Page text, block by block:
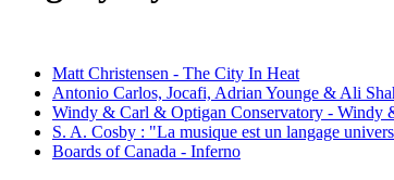
Matt Christensen - The City In Heat
Antonio Carlos, Jocafi, Adrian Younge & Ali
Windy & Carl & Optigan Conservatory - Windy
S. A. Cosby : "La musique est un langage
Boards of Canada - Inferno